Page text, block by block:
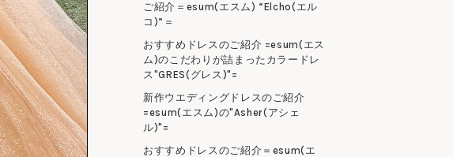
ご紹介＝esum(エスム) “Elcho(エル
コ)”＝
おすすめドレスのご紹介 =esum(エス
ム)のこだわりが詰まったカラードレ
ス"GRES(グレス)"=
新作ウエディングドレスのご紹介
=esum(エスム)の"Asher(アシェ
ル)"=
おすすめドレスのご紹介＝esum(エ